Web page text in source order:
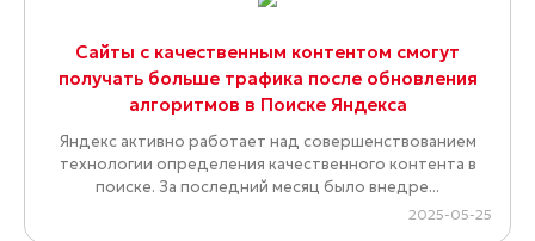
Сайты с качественным контентом смогут
получать больше трафика после обновления
алгоритмов в Поиске Яндекса
Яндекс активно работает над совершенствованием
технологии определения качественного контента в
поиске. За последний месяц было внедре...
2025-05-25